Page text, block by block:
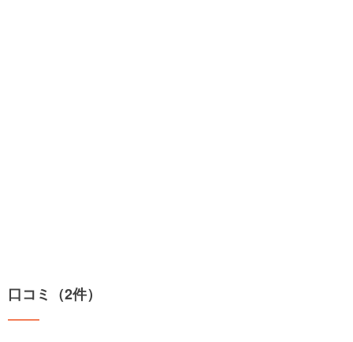
口コミ（2件）